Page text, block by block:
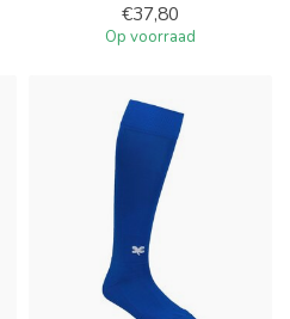
€37,80
Op voorraad